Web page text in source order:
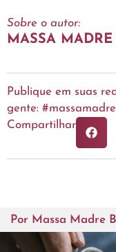
Sobre o autor:
MASSA
Publique em suas
gente:
Compartilhar
Por Massa Madre